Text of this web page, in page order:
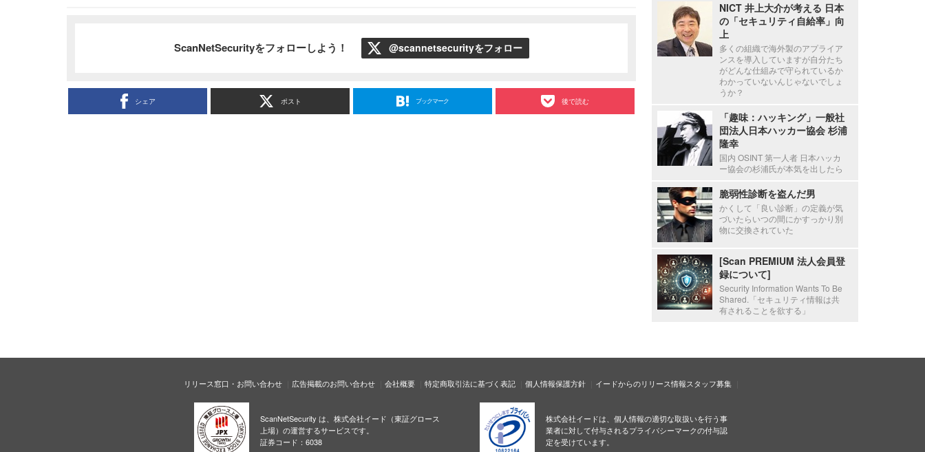
ScanNetSecurityをフォローしよう！ @scannetsecurityをフォロー
シェア ポスト ブックマーク 後で読む
NICT 井上大介が考える 日本
の「セキュリティ自給率」向
上
多くの組織で海外製のアプライア
ンスを導入していますが自分たち
がどんな仕組みで守られているか
わかっていないんじゃないでしょ
うか？
「趣味：ハッキング」一般社
団法人日本ハッカー協会 杉浦
隆幸
国内 OSINT 第一人者 日本ハッカ
ー協会の杉浦氏が本気を出したら
脆弱性診断を盗んだ男
かくして「良い診断」の定義が気
づいたらいつの間にかすっかり別
物に交換されていた
[Scan PREMIUM 法人会員登
録について]
Security Information Wants To Be
Shared.「セキュリティ情報は共
有されることを欲する」
リリース窓口・お問い合わせ 広告掲載のお問い合わせ 会社概要 特定商取引法に基づく表記 個人情報保護方針 イードからのリリース情報スタッフ募集
ScanNetSecurity は、株式会社イード（東証グロース
上場）の運営するサービスです。
証券コード：6038
株式会社イードは、個人情報の適切な取扱いを行う事
業者に対して付与されるプライバシーマークの付与認
定を受けています。